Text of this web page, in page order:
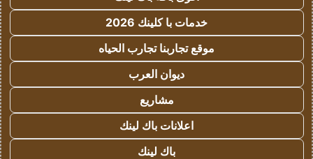
خدمات با كلينك 2026
موقع تجاربنا تجارب الحياه
ديوان العرب
مشاريع
اعلانات باك لينك
باك لينك